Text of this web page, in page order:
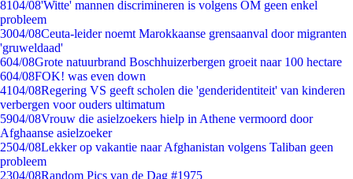
8104/08'Witte' mannen discrimineren is volgens OM geen enkel
probleem
3004/08Ceuta-leider noemt Marokkaanse grensaanval door migranten
'gruweldaad'
604/08Grote natuurbrand Boschhuizerbergen groeit naar 100 hectare
604/08FOK! was even down
4104/08Regering VS geeft scholen die 'genderidentiteit' van kinderen
verbergen voor ouders ultimatum
5904/08Vrouw die asielzoekers hielp in Athene vermoord door
Afghaanse asielzoeker
2504/08Lekker op vakantie naar Afghanistan volgens Taliban geen
probleem
2304/08Random Pics van de Dag #1975